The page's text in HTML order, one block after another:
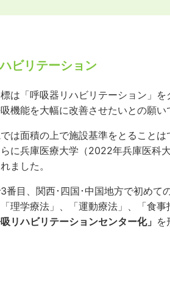
ビリテーション
は「呼吸器リハビリテーション」
機能を大幅に改善させたいとの願い
は面積の上で施設基準をとること
に兵庫医療大学（2022年兵庫医科
ました。
番目、関西･四国･中国地方で初めて
理学療法」、「運動療法」、「食
リハビリテーションセンター化」 を